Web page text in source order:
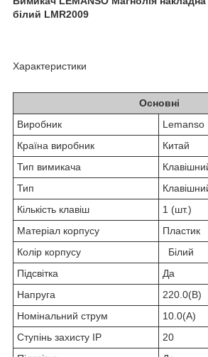
білий LMR2009
Характеристики
Основні
Виробник
Lemanso
Країна виробник
Китай
Тип вимикача
Тип
Кількість клавіш
1 (шт.)
Матеріал корпусу
Пластик
Колір корпусу
Білий
Підсвітка
Да
Напруга
220.0(В)
Номінальний струм
10.0(А)
Ступінь захисту IP
20